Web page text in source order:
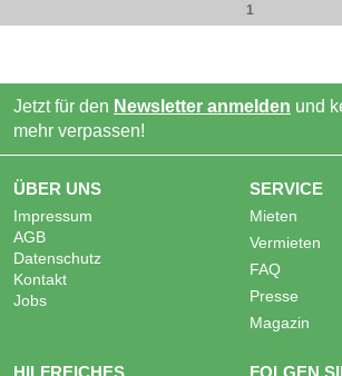
1
Jetzt für den Newsletter anmelden und
mehr verpassen!
ÜBER UNS
Impressum
AGB
Datenschutz
Kontakt
Jobs
SERVICE
Mieten
Vermieten
FAQ
Presse
Magazin